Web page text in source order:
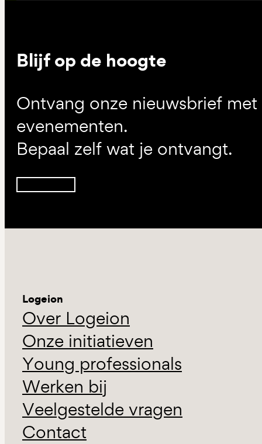
Blijf op de hoogte
Ontvang onze nieuwsbrief
evenementen.
Bepaal zelf wat je ontvangt.
Logeion
Over Logeion
Onze initiatieven
Young professionals
Werken bij
Veelgestelde vragen
Contact